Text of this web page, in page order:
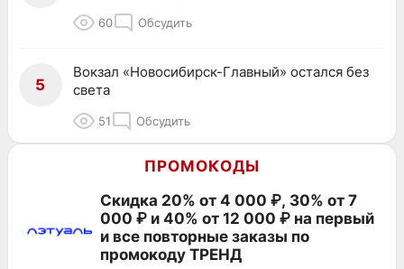
60 Обсудить
5
Вокзал «Новосибирск-Главный» остался без
света
51 Обсудить
ПРОМОКОДЫ
Скидка 20% от 4 000 ₽, 30% от 7
000 ₽ и 40% от 12 000 ₽ на первый
и все повторные заказы по
промокоду ТРЕНД